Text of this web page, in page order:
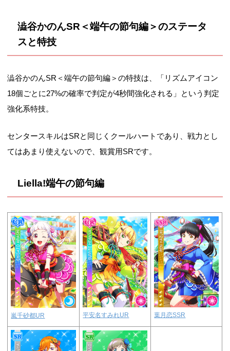
澁谷かのんSR＜端午の節句編＞のステータ
スと特技
澁谷かのんSR＜端午の節句編＞の特技は、「リズムアイコン
18個ごとに27%の確率で判定が4秒間強化される」という判定
強化系特技。
センタースキルはSRと同じくクールハートであり、戦力とし
てはあまり使えないので、観賞用SRです。
Liella!端午の節句編
嵐千砂都UR 平安名すみれUR 葉月恋SSR